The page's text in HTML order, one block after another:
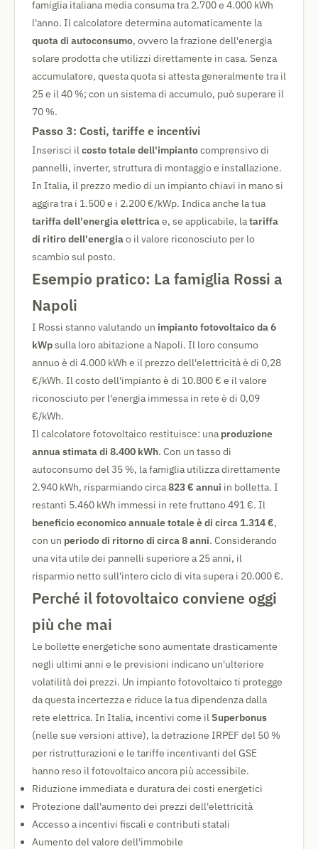
famiglia italiana media consuma tra 2.700 e 4.000 kWh
l'anno. Il calcolatore determina automaticamente la
quota di autoconsumo, ovvero la frazione dell'energia
solare prodotta che utilizzi direttamente in casa. Senza
accumulatore, questa quota si attesta generalmente tra il
25 e il 40 %; con un sistema di accumulo, può superare il
70 %.
Passo 3: Costi, tariffe e incentivi
Inserisci ilcosto totale dell'impiantocomprensivo di
pannelli, inverter, struttura di montaggio e installazione.
In Italia, il prezzo medio di un impianto chiavi in mano si
aggira tra i 1.500 e i 2.200 €/kWp. Indica anche la tua
tariffa dell'energia elettricae, se applicabile, latariffa
di ritiro dell'energiao il valore riconosciuto per lo
scambio sul posto.
Esempio pratico: La famiglia Rossi a
Napoli
I Rossi stanno valutando un impianto fotovoltaico da 6
kWpsulla loro abitazione a Napoli. Il loro consumo
annuo è di 4.000 kWh e il prezzo dell'elettricità è di 0,28
€/kWh. Il costo dell'impianto è di 10.800 € e il valore
riconosciuto per l'energia immessa in rete è di 0,09
€/kWh.
Il calcolatore fotovoltaico restituisce: una produzione
annua stimata di 8.400 kWh. Con un tasso di
autoconsumo del 35 %, la famiglia utilizza direttamente
2.940 kWh, risparmiando circa823 € annui in bolletta. I
restanti 5.460 kWh immessi in rete fruttano 491 €. Il
beneficio economico annuale totale è di circa 1.314 €,
con un periodo di ritorno di circa 8 anni. Considerando
una vita utile dei pannelli superiore a 25 anni, il
risparmio netto sull'intero ciclo di vita supera i 20.000 €.
Perché il fotovoltaico conviene oggi
più che mai
Le bollette energetiche sono aumentate drasticamente
negli ultimi anni e le previsioni indicano un'ulteriore
volatilità dei prezzi. Un impianto fotovoltaico ti protegge
da questa incertezza e riduce la tua dipendenza dalla
rete elettrica. In Italia, incentivi come ilSuperbonus
(nelle sue versioni attive), la detrazione IRPEF del 50 %
per ristrutturazioni e le tariffe incentivanti del GSE
hanno reso il fotovoltaico ancora più accessibile.
Riduzione immediata e duratura dei costi energetici
Protezione dall'aumento dei prezzi dell'elettricità
Accesso a incentivi fiscali e contributi statali
Aumento del valore dell'immobile